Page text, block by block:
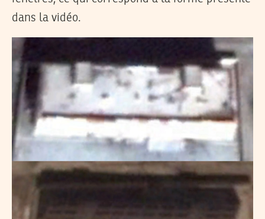
dans la vidéo.